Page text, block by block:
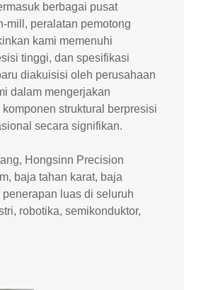
berbagai pusat
mill, peralatan pemotong
kami memenuhi
tinggi, dan spesifikasi
diakuisisi oleh perusahaan
dalam mengerjakan
struktural berpresisi
secara signifikan.
Hongsinn Precision
baja tahan karat, baja
luas di seluruh
robotika, semikonduktor,